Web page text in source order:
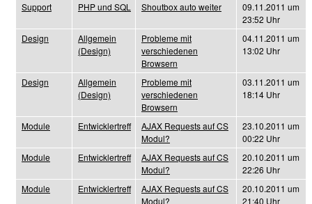
Support
PHP und SQL Shoutbox auto weiter
09.11.2011 um
23:52 Uhr
Design
Allgemein
(Design)
Probleme mit
verschiedenen
Browsern
04.11.2011 um
13:02 Uhr
Design
Allgemein
(Design)
Probleme mit
verschiedenen
Browsern
03.11.2011 um
18:14 Uhr
Module Entwicklertreff
AJAX Requests auf CS
Modul?
23.10.2011 um
00:22 Uhr
Module
Entwicklertreff
AJAX Requests auf CS
Modul?
20.10.2011 um
22:26 Uhr
Module
Entwicklertreff
AJAX Requests auf CS
Modul?
20.10.2011 um
21:40 Uhr